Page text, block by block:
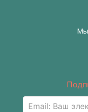
Мы